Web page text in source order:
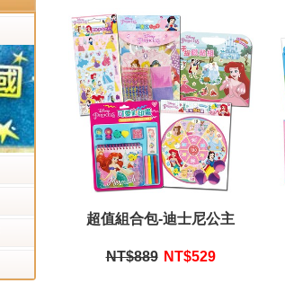
超值組合包-迪士尼公主
NT$889 NT$529